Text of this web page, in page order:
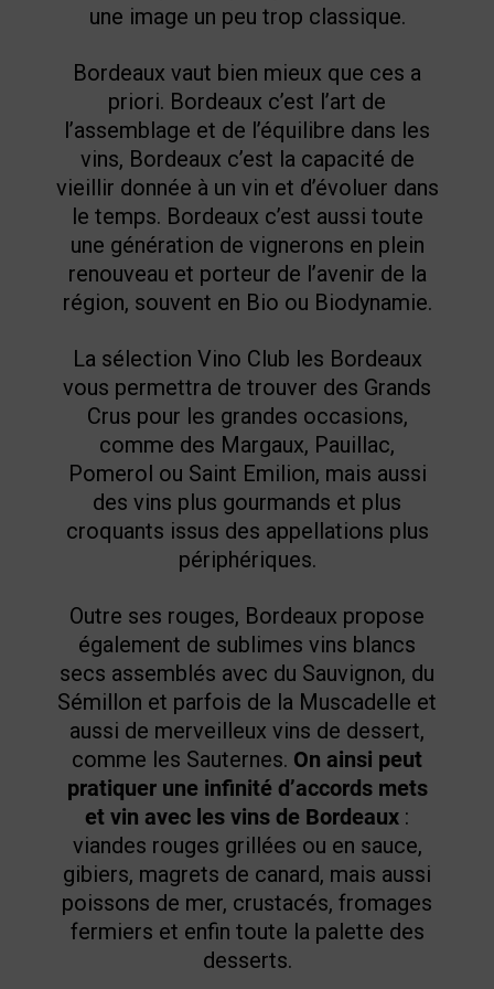
une image un peu trop classique.
Bordeaux vaut bien mieux que ces a
priori. Bordeaux c’est l’art de
l’assemblage et de l’équilibre dans les
vins, Bordeaux c’est la capacité de
vieillir donnée à un vin et d’évoluer dans
le temps. Bordeaux c’est aussi toute
une génération de vignerons en plein
renouveau et porteur de l’avenir de la
région, souvent en Bio ou Biodynamie.
La sélection Vino Club les Bordeaux
vous permettra de trouver des Grands
Crus pour les grandes occasions,
comme des Margaux, Pauillac,
Pomerol ou Saint Emilion, mais aussi
des vins plus gourmands et plus
croquants issus des appellations plus
périphériques.
Outre ses rouges, Bordeaux propose
également de sublimes vins blancs
secs assemblés avec du Sauvignon, du
Sémillon et parfois de la Muscadelle et
aussi de merveilleux vins de dessert,
comme les Sauternes. On ainsi peut
pratiquer une infinité d’accords mets
et vin avec les vins de Bordeaux :
viandes rouges grillées ou en sauce,
gibiers, magrets de canard, mais aussi
poissons de mer, crustacés, fromages
fermiers et enfin toute la palette des
desserts.